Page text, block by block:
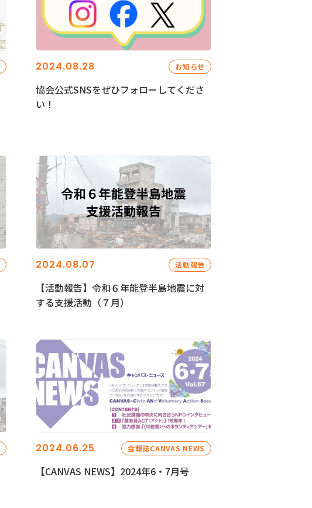
2024.08.28 お知らせ
協会公式SNSをぜひフォローしてくださ
い！
2024.08.07 活動報告
【活動報告】令和６年能登半島地震に対
する支援活動（７月）
2024.06.25 会報誌CANVAS NEWS
【CANVAS NEWS】2024年6・7月号